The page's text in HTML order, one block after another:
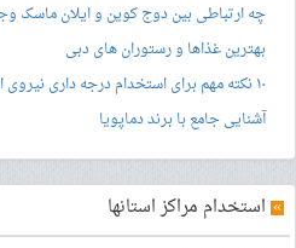
چه ارتباطی بین دوج کوین و ایلان ماسک
بهترین غذاها و رستوران های دبی
۱۰ نکته مهم برای استخدام درجه داری نیروی انتظامی
آشنایی جامع با برند دماپویا
» استخدام مراکز استانها